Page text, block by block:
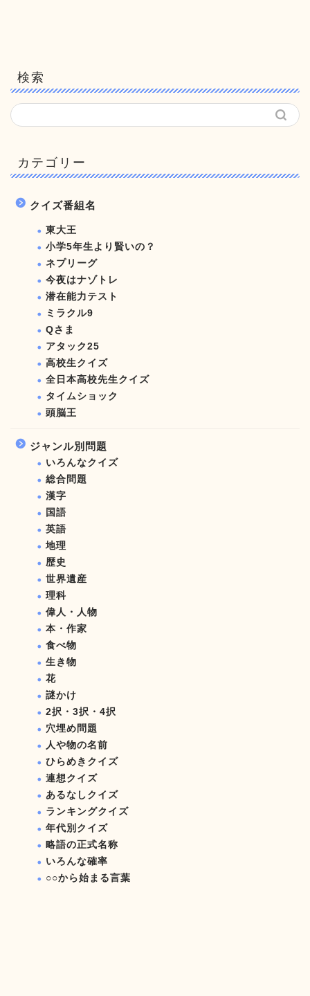
検索
カテゴリー
クイズ番組名
東大王
小学5年生より賢いの？
ネプリーグ
今夜はナゾトレ
潜在能力テスト
ミラクル9
Qさま
アタック25
高校生クイズ
全日本高校先生クイズ
タイムショック
頭脳王
ジャンル別問題
いろんなクイズ
総合問題
漢字
国語
英語
地理
歴史
世界遺産
理科
偉人・人物
本・作家
食べ物
生き物
花
謎かけ
2択・3択・4択
穴埋め問題
人や物の名前
ひらめきクイズ
連想クイズ
あるなしクイズ
ランキングクイズ
年代別クイズ
略語の正式名称
いろんな確率
○○から始まる言葉